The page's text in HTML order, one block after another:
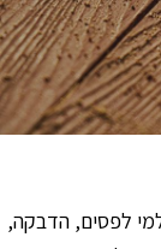
לפסים, הדבקה,